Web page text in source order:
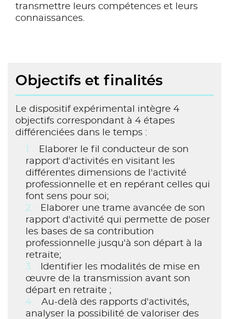
transmettre leurs compétences et leurs
connaissances.
Objectifs et finalités
Le dispositif expérimental intègre 4
objectifs correspondant à 4 étapes
différenciées dans le temps :
Elaborer le fil conducteur de son
rapport d'activités en visitant les
différentes dimensions de l'activité
professionnelle et en repérant celles qui
font sens pour soi;
Elaborer une trame avancée de son
rapport d'activité qui permette de poser
les bases de sa contribution
professionnelle jusqu'à son départ à la
retraite;
Identifier les modalités de mise en
œuvre de la transmission avant son
départ en retraite ;
Au-delà des rapports d'activités,
analyser la possibilité de valoriser des